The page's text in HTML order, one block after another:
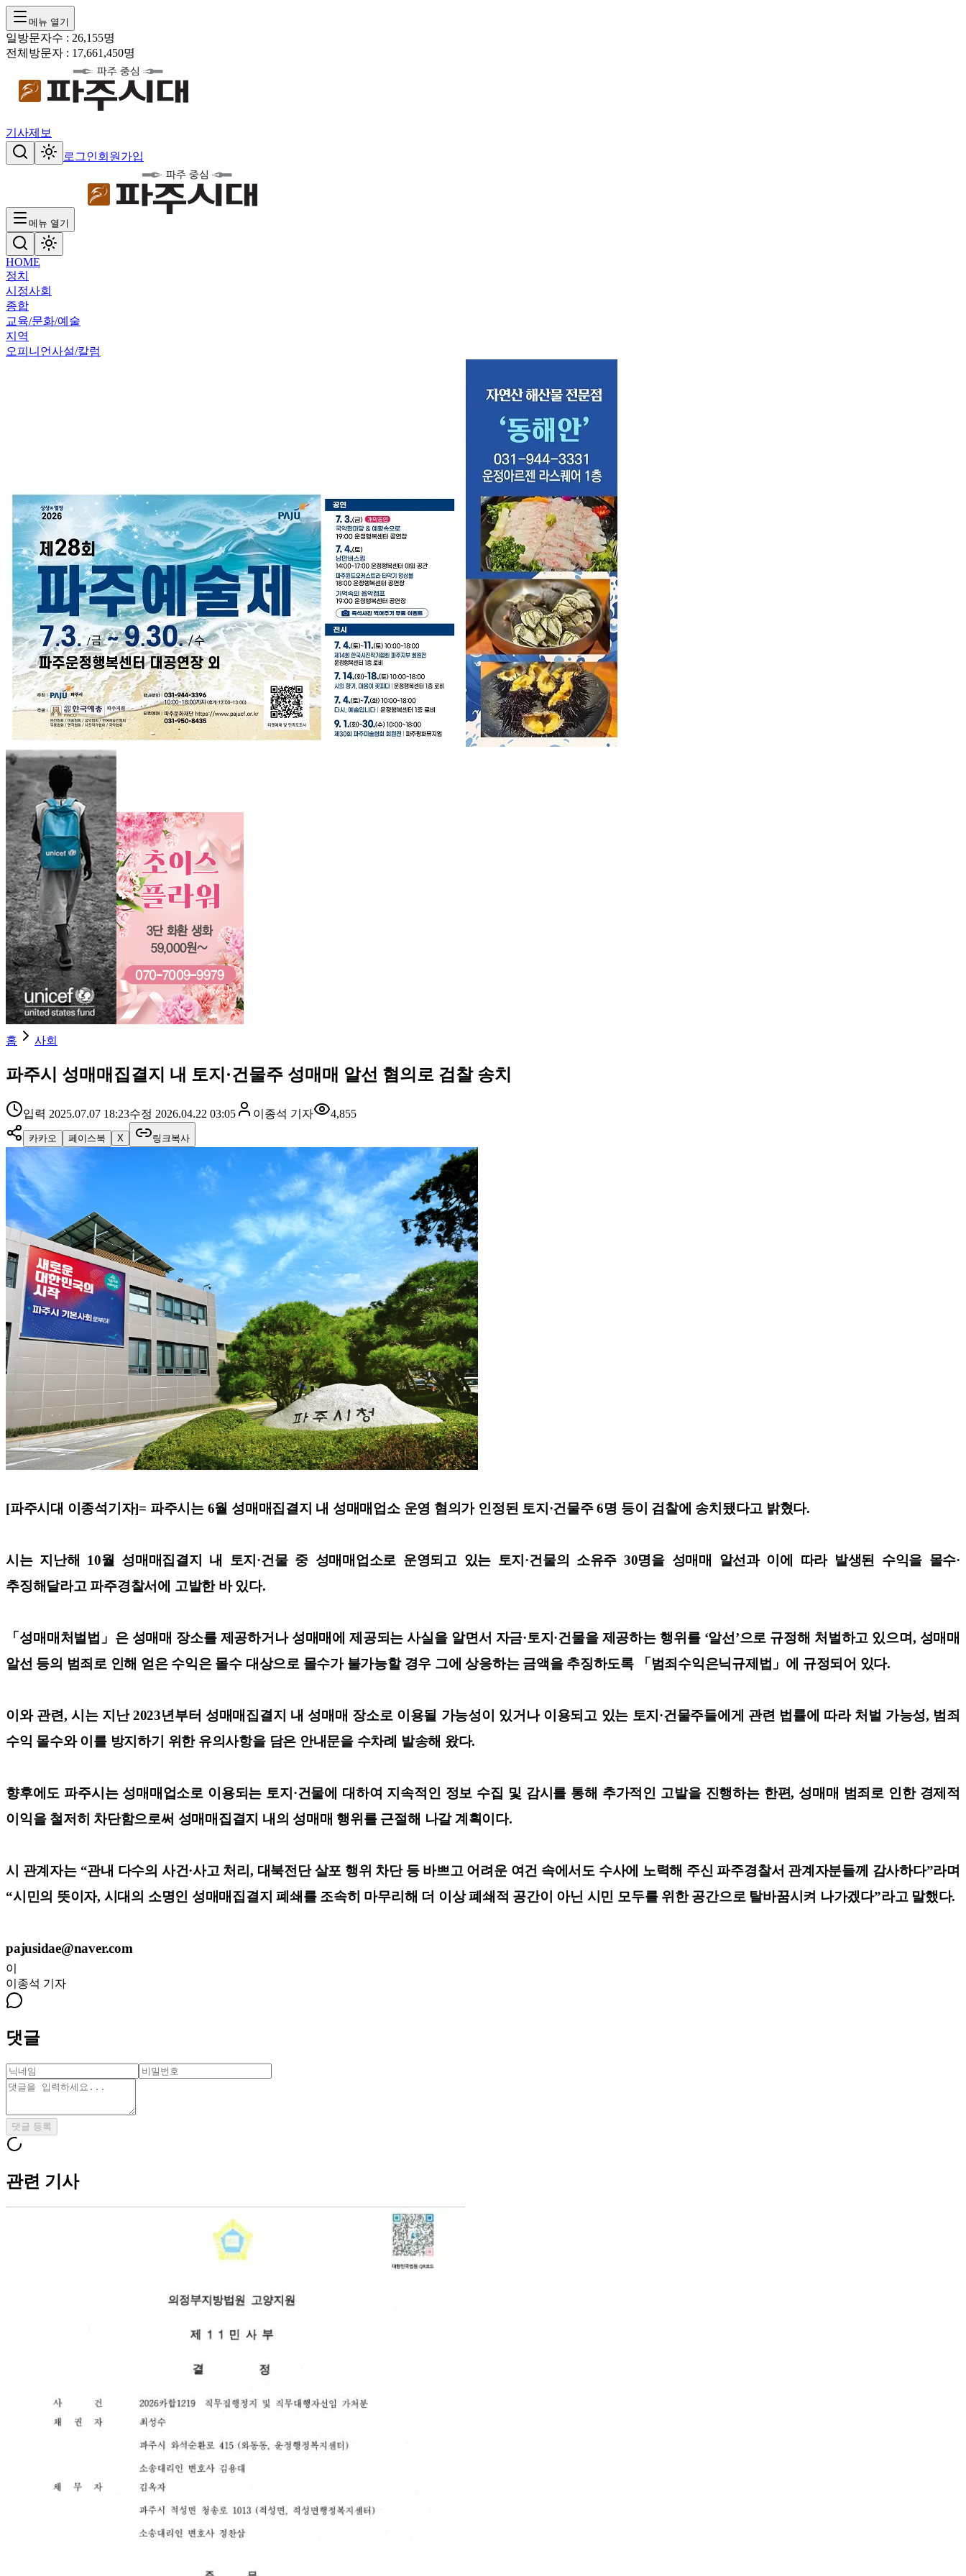
메뉴 열기
일방문자수 : 26,155명
전체방문자 : 17,661,450명
기사제보
로그인회원가입
메뉴 열기
HOME
정치
시정사회
종합
교육/문화/예술
지역
오피니언사설/칼럼
홈 사회
파주시 성매매집결지 내 토지·건물주 성매매 알선 혐의로 검찰 송치
입력 2025.07.07 18:23수정 2026.04.22 03:05 이종석 기자 4,855
카카오 페이스북 X 링크복사
[파주시대 이종석기자]= 파주시는 6월 성매매집결지 내 성매매업소 운영 혐의가 인정된 토지·건물주 6명 등이 검찰에 송치됐다고 밝혔다.
시는 지난해 10월 성매매집결지 내 토지·건물 중 성매매업소로 운영되고 있는 토지·건물의 소유주 30명을 성매매 알선과 이에 따라 발생된 수익을 몰수·
추징해달라고 파주경찰서에 고발한 바 있다.
「성매매처벌법」은 성매매 장소를 제공하거나 성매매에 제공되는 사실을 알면서 자금·토지·건물을 제공하는 행위를 ‘알선’으로 규정해 처벌하고 있으며, 성매매
알선 등의 범죄로 인해 얻은 수익은 몰수 대상으로 몰수가 불가능할 경우 그에 상응하는 금액을 추징하도록 「범죄수익은닉규제법」에 규정되어 있다.
이와 관련, 시는 지난 2023년부터 성매매집결지 내 성매매 장소로 이용될 가능성이 있거나 이용되고 있는 토지·건물주들에게 관련 법률에 따라 처벌 가능성, 범죄
수익 몰수와 이를 방지하기 위한 유의사항을 담은 안내문을 수차례 발송해 왔다.
향후에도 파주시는 성매매업소로 이용되는 토지·건물에 대하여 지속적인 정보 수집 및 감시를 통해 추가적인 고발을 진행하는 한편, 성매매 범죄로 인한 경제적
이익을 철저히 차단함으로써 성매매집결지 내의 성매매 행위를 근절해 나갈 계획이다.
시 관계자는 “관내 다수의 사건·사고 처리, 대북전단 살포 행위 차단 등 바쁘고 어려운 여건 속에서도 수사에 노력해 주신 파주경찰서 관계자분들께 감사하다”라며
“시민의 뜻이자, 시대의 소명인 성매매집결지 폐쇄를 조속히 마무리해 더 이상 폐쇄적 공간이 아닌 시민 모두를 위한 공간으로 탈바꿈시켜 나가겠다”라고 말했다.
pajusidae@naver.com
이
이종석 기자
댓글
댓글 등록
관련 기사